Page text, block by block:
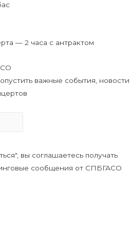
— 2 часа с антрактом
важные события, новости
вы соглашаетесь получать
сообщения от СПБГАСО